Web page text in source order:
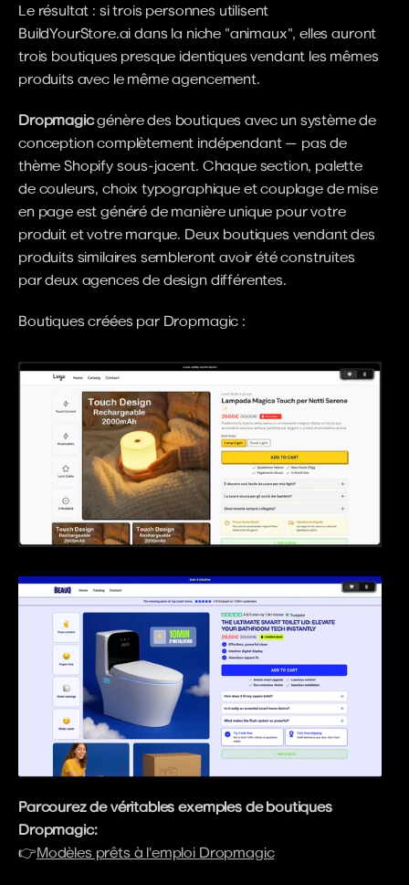
Le résultat : si trois personnes utilisent
BuildYourStore.ai dans la niche "animaux", elles auront
trois boutiques presque identiques vendant les mêmes
produits avec le même agencement.
Dropmagic génère des boutiques avec un système de
conception complètement indépendant — pas de
thème Shopify sous-jacent. Chaque section, palette
de couleurs, choix typographique et couplage de mise
en page est généré de manière unique pour votre
produit et votre marque. Deux boutiques vendant des
produits similaires sembleront avoir été construites
par deux agences de design différentes.
Boutiques créées par Dropmagic :
Parcourez de véritables exemples de boutiques
Dropmagic:
👉Modèles prêts à l'emploi Dropmagic